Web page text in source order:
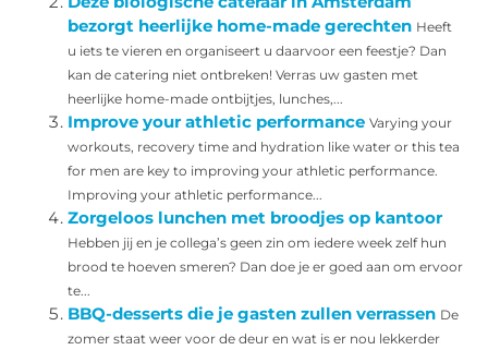
bezorgt heerlijke home-made gerechten Heeft
u iets te vieren en organiseert u daarvoor een feestje? Dan
kan de catering niet ontbreken! Verras uw gasten met
heerlijke home-made ontbijtjes, lunches,...
Improve your athletic performance Varying your
workouts, recovery time and hydration like water or this tea
for men are key to improving your athletic performance.
Improving your athletic performance...
Zorgeloos lunchen met broodjes op kantoor
Hebben jij en je collega’s geen zin om iedere week zelf hun
brood te hoeven smeren? Dan doe je er goed aan om ervoor
te...
BBQ-desserts die je gasten zullen verrassen De
zomer staat weer voor de deur en wat is er nou lekkerder